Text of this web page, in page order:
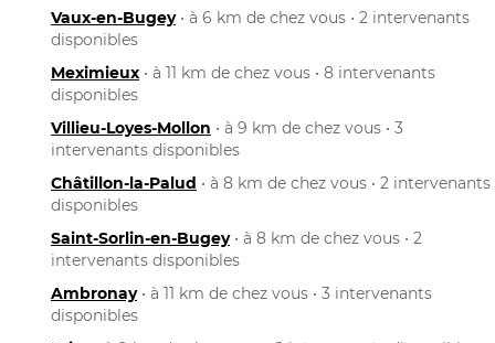
Vaux-en-Bugey• à 6 km de chez vous • 2 intervenants
disponibles
Meximieux • à 11 km de chez vous • 8 intervenants
disponibles
Villieu-Loyes-Mollon • à 9 km de chez vous • 3
intervenants disponibles
Châtillon-la-Palud • à 8 km de chez vous • 2 intervenants
disponibles
Saint-Sorlin-en-Bugey• à 8 km de chez vous • 2
intervenants disponibles
Ambronay• à 11 km de chez vous • 3 intervenants
disponibles